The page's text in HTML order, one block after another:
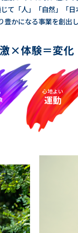
て「人」「自然」「
かになる事業を創出し
×体験＝変化
心地よい
運動